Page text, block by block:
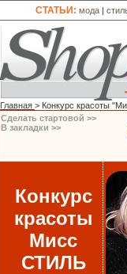
СТАТЬИ: мода |
Главная > Конкурс красоты
Сделать стартовой >>
В закладки >>
Конкурс
красоты
Мисс
СТИЛЬ